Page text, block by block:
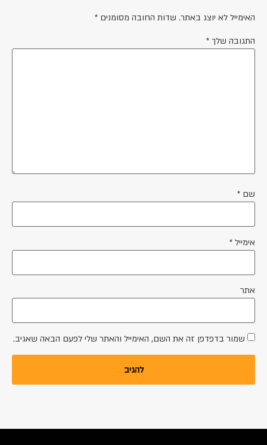
האימייל לא יוצג באתר. שדות החובה מסומנים *
התגובה שלך *
שם *
אימייל *
אתר
שמור בדפדפן זה את השם, האימייל והאתר שלי לפעם הבאה שאגיב.